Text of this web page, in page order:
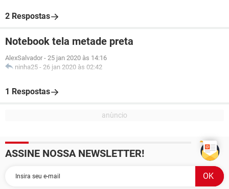
2 Respostas
Notebook tela metade preta
AlexSalvador - 25 jan 2020 às 14:16
ninha25 - 26 jan 2020 às 02:42
1 Respostas
ASSINE NOSSA NEWSLETTER!